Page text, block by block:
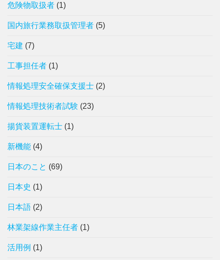
危険物取扱者 (1)
国内旅行業務取扱管理者 (5)
宅建 (7)
工事担任者 (1)
情報処理安全確保支援士 (2)
情報処理技術者試験 (23)
揚貨装置運転士 (1)
新機能 (4)
日本のこと (69)
日本史 (1)
日本語 (2)
林業架線作業主任者 (1)
活用例 (1)